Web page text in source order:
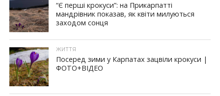
“Є перші крокуси”: на Прикарпатті
мандрівник показав, як квіти милуються
заходом сонця
ЖИТТЯ
Посеред зими у Карпатах зацвіли крокуси |
ФОТО+ВІДЕО